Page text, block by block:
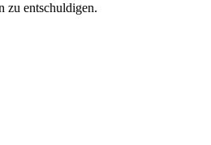
zu entschuldigen.